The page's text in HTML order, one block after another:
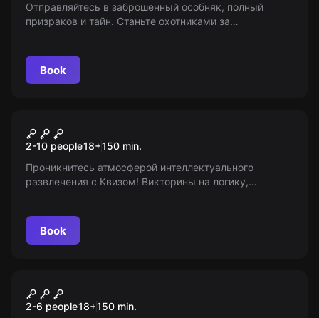
Отправляйтесь в заброшенный особняк, полный
призраков и тайн. Станьте охотниками за
Возрастные ограничения: 6-12 лет.
Book
Wow Quiz
2-10 people18+150 min.
Проникнитесь атмосферой интеллектуального
развлечения с Квизом! Викторины на логику,
Book
Лига индиго
2-6 people18+150 min.